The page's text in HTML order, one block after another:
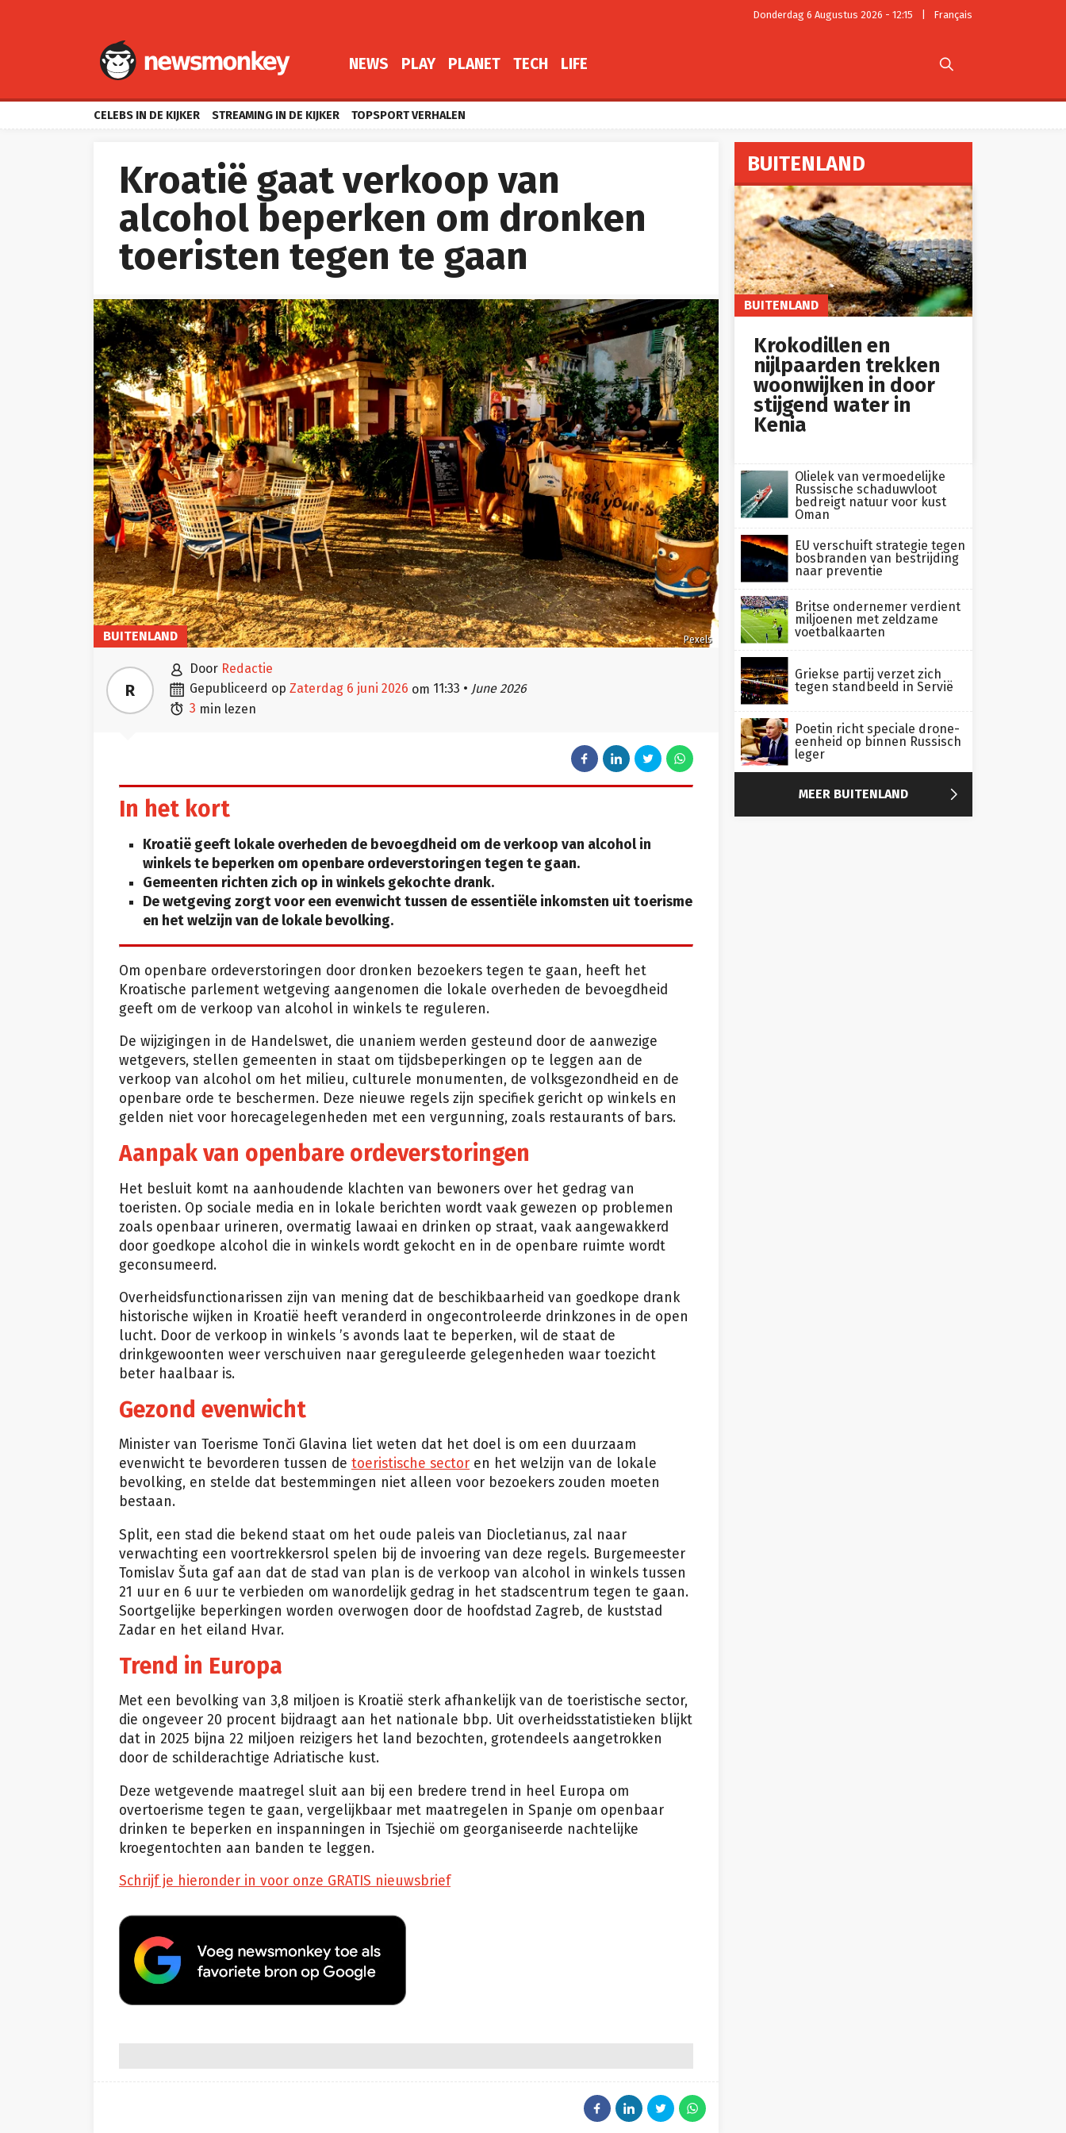
Donderdag 6 Augustus 2026 - 12:15 Français
NEWS PLAY PLANET TECH LIFE 
CELEBS IN DE KIJKER STREAMING IN DE KIJKER TOPSPORT VERHALEN
Kroatië gaat verkoop van
alcohol beperken om dronken
toeristen tegen te gaan
Pexels
BUITENLAND
R
 door Redactie
 gepubliceerd op zaterdag 6 juni 2026 om 11:33 • June 2026
 3 min lezen
In het kort
Kroatië geeft lokale overheden de bevoegdheid om de verkoop van alcohol in
winkels te beperken om openbare ordeverstoringen tegen te gaan.
Gemeenten richten zich op in winkels gekochte drank.
De wetgeving zorgt voor een evenwicht tussen de essentiële inkomsten uit toerisme
en het welzijn van de lokale bevolking.
Om openbare ordeverstoringen door dronken bezoekers tegen te gaan, heeft het
Kroatische parlement wetgeving aangenomen die lokale overheden de bevoegdheid
geeft om de verkoop van alcohol in winkels te reguleren.
De wijzigingen in de Handelswet, die unaniem werden gesteund door de aanwezige
wetgevers, stellen gemeenten in staat om tijdsbeperkingen op te leggen aan de
verkoop van alcohol om het milieu, culturele monumenten, de volksgezondheid en de
openbare orde te beschermen. Deze nieuwe regels zijn specifiek gericht op winkels en
gelden niet voor horecagelegenheden met een vergunning, zoals restaurants of bars.
Aanpak van openbare ordeverstoringen
Het besluit komt na aanhoudende klachten van bewoners over het gedrag van
toeristen. Op sociale media en in lokale berichten wordt vaak gewezen op problemen
zoals openbaar urineren, overmatig lawaai en drinken op straat, vaak aangewakkerd
door goedkope alcohol die in winkels wordt gekocht en in de openbare ruimte wordt
geconsumeerd.
Overheidsfunctionarissen zijn van mening dat de beschikbaarheid van goedkope drank
historische wijken in Kroatië heeft veranderd in ongecontroleerde drinkzones in de open
lucht. Door de verkoop in winkels ’s avonds laat te beperken, wil de staat de
drinkgewoonten weer verschuiven naar gereguleerde gelegenheden waar toezicht
beter haalbaar is.
Gezond evenwicht
Minister van Toerisme Tonči Glavina liet weten dat het doel is om een duurzaam
evenwicht te bevorderen tussen de toeristische sector en het welzijn van de lokale
bevolking, en stelde dat bestemmingen niet alleen voor bezoekers zouden moeten
bestaan.
Split, een stad die bekend staat om het oude paleis van Diocletianus, zal naar
verwachting een voortrekkersrol spelen bij de invoering van deze regels. Burgemeester
Tomislav Šuta gaf aan dat de stad van plan is de verkoop van alcohol in winkels tussen
21 uur en 6 uur te verbieden om wanordelijk gedrag in het stadscentrum tegen te gaan.
Soortgelijke beperkingen worden overwogen door de hoofdstad Zagreb, de kuststad
Zadar en het eiland Hvar.
Trend in Europa
Met een bevolking van 3,8 miljoen is Kroatië sterk afhankelijk van de toeristische sector,
die ongeveer 20 procent bijdraagt aan het nationale bbp. Uit overheidsstatistieken blijkt
dat in 2025 bijna 22 miljoen reizigers het land bezochten, grotendeels aangetrokken
door de schilderachtige Adriatische kust.
Deze wetgevende maatregel sluit aan bij een bredere trend in heel Europa om
overtoerisme tegen te gaan, vergelijkbaar met maatregelen in Spanje om openbaar
drinken te beperken en inspanningen in Tsjechië om georganiseerde nachtelijke
kroegentochten aan banden te leggen.
Schrijf je hieronder in voor onze GRATIS nieuwsbrief
BUITENLAND
BUITENLAND
Krokodillen en
nijlpaarden trekken
woonwijken in door
stijgend water in
Kenia
Olielek van vermoedelijke
Russische schaduwvloot
bedreigt natuur voor kust
Oman
EU verschuift strategie tegen
bosbranden van bestrijding
naar preventie
Britse ondernemer verdient
miljoenen met zeldzame
voetbalkaarten
Griekse partij verzet zich
tegen standbeeld in Servië
Poetin richt speciale drone-
eenheid op binnen Russisch
leger
MEER BUITENLAND 